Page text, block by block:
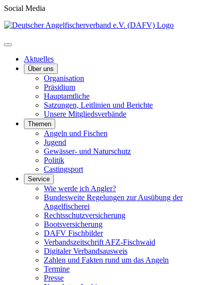
Social Media
Aktuelles
Über uns
Organisation
Präsidium
Hauptamtliche
Satzungen, Leitlinien und Berichte
Unsere Mitgliedsverbände
Themen
Angeln und Fischen
Jugend
Gewässer- und Naturschutz
Politik
Castingsport
Service
Wie werde ich Angler?
Bundesweite Regelungen zur Ausübung der
Angelfischerei
Rechtsschutzversicherung
Bootsversicherung
DAFV Fischbilder
Verbandszeitschrift AFZ-Fischwaid
Digitaler Verbandsausweis
Zahlen und Fakten rund um das Angeln
Termine
Presse